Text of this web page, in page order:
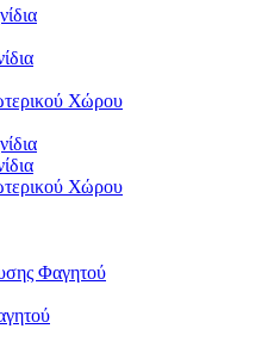
Χώρου
Χώρου
Φαγητού